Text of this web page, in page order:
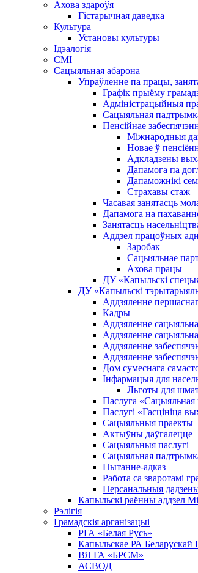
Ахова здароўя
Гістарычная даведка
Культура
Установы культуры
Ідэалогія
СМІ
Сацыяльная абарона
Упраўленне па працы,
Графік прыёму
Адміністрацыйныя
Сацыяльная
Пенсійнае
Міжнародныя
Новае ў
Адкладзены
Дапамога па
Дапаможнікі
Страхавы стаж
Часавая занятасць
Дапамога на
Занятасць
Аддзел працоўных
Заробак
Сацыяльнае
Ахова працы
ДУ «Капыльскі
ДУ «Капыльскі
Аддзяленне
Кадры
Аддзяленне
Аддзяленне
Аддзяленне
Аддзяленне
Дом сумеснага
Інфармацыя для
Льготы для
Паслуга «Сацыяльная
Паслугі «Гасцініца
Сацыяльныя праекты
Актыўны даўгалецце
Сацыяльныя паслугі
Сацыяльная
Пытанне-адказ
Работа са зваротамі
Персанальныя
Капыльскі раённы аддзел
Рэлігія
Грамадскія арганізацыі
РГА «Белая Русь»
Капыльскае РА Беларускай
ВЯ ГА «БРСМ»
АСВОД